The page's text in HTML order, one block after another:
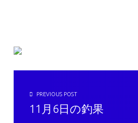
投稿ナビゲーション
PREVIOUS POST
11月6日の釣果